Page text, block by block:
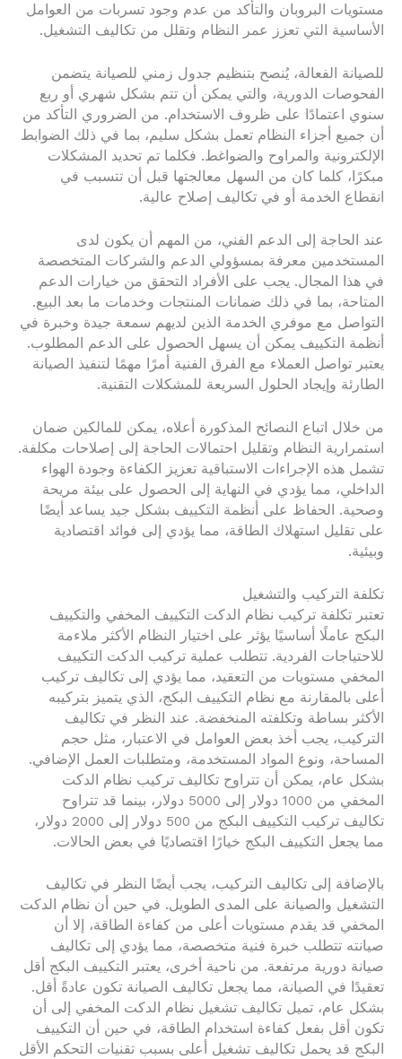
مستويات البروبان والتأكد من عدم وجود تسربات من العوامل
الأساسية التي تعزز عمر النظام وتقلل من تكاليف التشغيل.
للصيانة الفعالة، يُنصح بتنظيم جدول زمني للصيانة يتضمن
الفحوصات الدورية، والتي يمكن أن تتم بشكل شهري أو ربع
سنوي اعتمادًا على ظروف الاستخدام. من الضروري التأكد من
أن جميع أجزاء النظام تعمل بشكل سليم، بما في ذلك الضوابط
الإلكترونية والمراوح والضواغط. فكلما تم تحديد المشكلات
مبكرًا، كلما كان من السهل معالجتها قبل أن تتسبب في
انقطاع الخدمة أو في تكاليف إصلاح عالية.
عند الحاجة إلى الدعم الفني، من المهم أن يكون لدى
المستخدمين معرفة بمسؤولي الدعم والشركات المتخصصة
في هذا المجال. يجب على الأفراد التحقق من خيارات الدعم
المتاحة، بما في ذلك ضمانات المنتجات وخدمات ما بعد البيع.
التواصل مع موفري الخدمة الذين لديهم سمعة جيدة وخبرة في
أنظمة التكييف يمكن أن يسهل الحصول على الدعم المطلوب.
يعتبر تواصل العملاء مع الفرق الفنية أمرًا مهمًا لتنفيذ الصيانة
الطارئة وإيجاد الحلول السريعة للمشكلات التقنية.
من خلال اتباع النصائح المذكورة أعلاه، يمكن للمالكين ضمان
استمرارية النظام وتقليل احتمالات الحاجة إلى إصلاحات مكلفة.
تشمل هذه الإجراءات الاستباقية تعزيز الكفاءة وجودة الهواء
الداخلي، مما يؤدي في النهاية إلى الحصول على بيئة مريحة
وصحية. الحفاظ على أنظمة التكييف بشكل جيد يساعد أيضًا
على تقليل استهلاك الطاقة، مما يؤدي إلى فوائد اقتصادية
وبيئية.
تكلفة التركيب والتشغيل
تعتبر تكلفة تركيب نظام الدكت التكييف المخفي والتكييف
البكج عاملًا أساسيًا يؤثر على اختيار النظام الأكثر ملاءمة
للاحتياجات الفردية. تتطلب عملية تركيب الدكت التكييف
المخفي مستويات من التعقيد، مما يؤدي إلى تكاليف تركيب
أعلى بالمقارنة مع نظام التكييف البكج، الذي يتميز بتركيبه
الأكثر بساطة وتكلفته المنخفضة. عند النظر في تكاليف
التركيب، يجب أخذ بعض العوامل في الاعتبار، مثل حجم
المساحة، ونوع المواد المستخدمة، ومتطلبات العمل الإضافي.
بشكل عام، يمكن أن تتراوح تكاليف تركيب نظام الدكت
المخفي من 1000 دولار إلى 5000 دولار، بينما قد تتراوح
تكاليف تركيب التكييف البكج من 500 دولار إلى 2000 دولار،
مما يجعل التكييف البكج خيارًا اقتصاديًا في بعض الحالات.
بالإضافة إلى تكاليف التركيب، يجب أيضًا النظر في تكاليف
التشغيل والصيانة على المدى الطويل. في حين أن نظام الدكت
المخفي قد يقدم مستويات أعلى من كفاءة الطاقة، إلا أن
صيانته تتطلب خبرة فنية متخصصة، مما يؤدي إلى تكاليف
صيانة دورية مرتفعة. من ناحية أخرى، يعتبر التكييف البكج أقل
تعقيدًا في الصيانة، مما يجعل تكاليف الصيانة تكون عادةً أقل.
بشكل عام، تميل تكاليف تشغيل نظام الدكت المخفي إلى أن
تكون أقل بفعل كفاءة استخدام الطاقة، في حين أن التكييف
البكج قد يحمل تكاليف تشغيل أعلى بسبب تقنيات التحكم الأقل